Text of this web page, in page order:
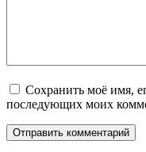
Сохранить моё имя,
последующих моих